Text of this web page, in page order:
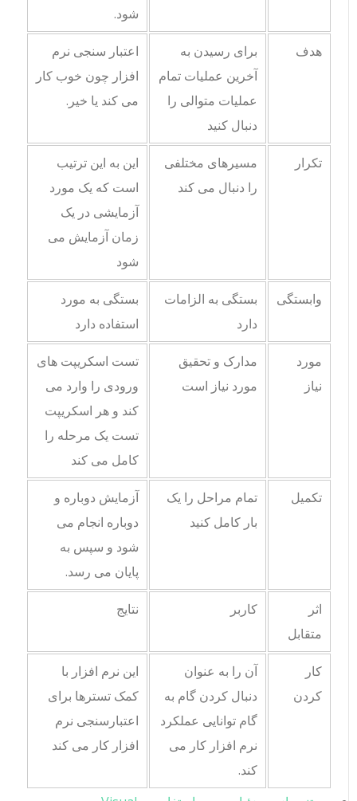
شود.
هدف
برای رسیدن به
آخرین عملیات تمام
عملیات متوالی را
دنبال کنید
اعتبار سنجی نرم
افزار چون خوب کار
می کند یا خیر.
تکرار
مسیرهای مختلفی
را دنبال می کند
این به این ترتیب
است که یک مورد
آزمایشی در یک
زمان آزمایش می
شود
وابستگی
بستگی به الزامات
دارد
بستگی به مورد
استفاده دارد
مورد
نیاز
مدارک و تحقیق
مورد نیاز است
تست اسکریپت های
ورودی را وارد می
کند و هر اسکریپت
تست یک مرحله را
کامل می کند
تکمیل
تمام مراحل را یک
بار کامل کنید
آزمایش دوباره و
دوباره انجام می
شود و سپس به
پایان می رسد.
اثر
متقابل
کاربر نتایج
کار
کردن
آن را به عنوان
دنبال کردن گام به
گام توانایی عملکرد
نرم افزار کار می
کند.
این نرم افزار با
کمک تسترها برای
اعتبارسنجی نرم
افزار کار می کند